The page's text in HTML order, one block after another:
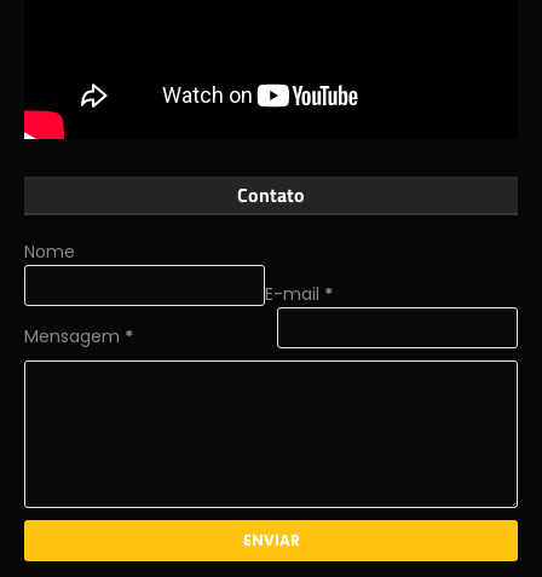
Contato
Nome
E-mail *
Mensagem *